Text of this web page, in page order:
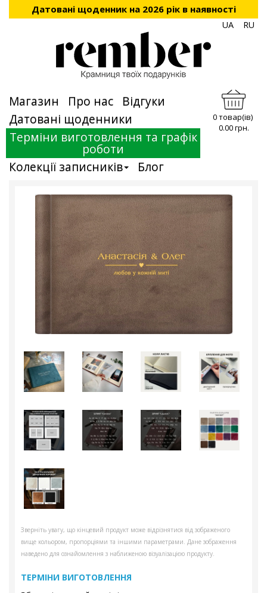
Датовані щоденник на 2026 рік в наявності
UA RU
Магазин Про нас
Відгуки
Датовані щоденники
Терміни виготовлення та графік
роботи
Колекції записників
Блог
0 товар(ів)
0.00 грн.
Зверніть увагу, що кінцевий продукт може відрізнятися від зображеного
вище кольором, пропорціями та іншими параметрами. Дане зображення
наведено для ознайомлення з наближеною візуалізацією продукту.
ТЕРМІНИ ВИГОТОВЛЕННЯ